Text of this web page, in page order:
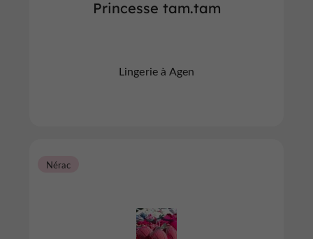
Princesse tam.tam
Lingerie à Agen
Nérac